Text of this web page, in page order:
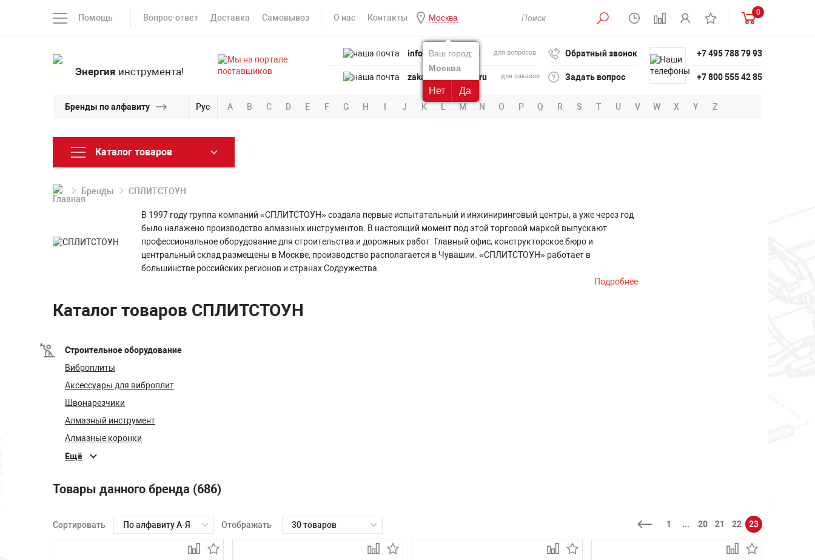
Помощь Вопрос-ответ Доставка Самовывоз О нас Контакты Москва
Ваш город:
Москва
Нет Да
0
Энергия инструмента!
info@powertool.ru для вопросов
zakaz@powertool.ru для заказов
Обратный звонок
Задать вопрос
+7 495 788 79 93
+7 800 555 42 85
Бренды по алфавиту Рус A B C D E F G H I J K L M N O P Q R S T U V W X Y Z
Каталог товаров
Бренды СПЛИТСТОУН
В 1997 году группа компаний «СПЛИТСТОУН» создала первые испытательный и инжиниринговый центры, а уже через год
было налажено производство алмазных инструментов. В настоящий момент под этой торговой маркой выпускают
профессиональное оборудование для строительства и дорожных работ. Главный офис, конструкторское бюро и
центральный склад размещены в Москве, производство располагается в Чувашии. «СПЛИТСТОУН» работает в
большинстве российских регионов и странах Содружества.
Подробнее
Каталог товаров СПЛИТСТОУН
Строительное оборудование
Виброплиты
Аксессуары для виброплит
Швонарезчики
Алмазный инструмент
Алмазные коронки
Ещё
Товары данного бренда (686)
Сортировать По алфавиту А-Я Отображать 30 товаров 1 ... 20 21 22 23